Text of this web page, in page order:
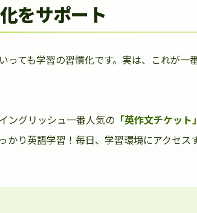
をサポート
っても学習の習慣化です。実は、これが一
ングリッシュ一番人気の 「英作文チケット
かり英語学習！毎日、学習環境にアクセス